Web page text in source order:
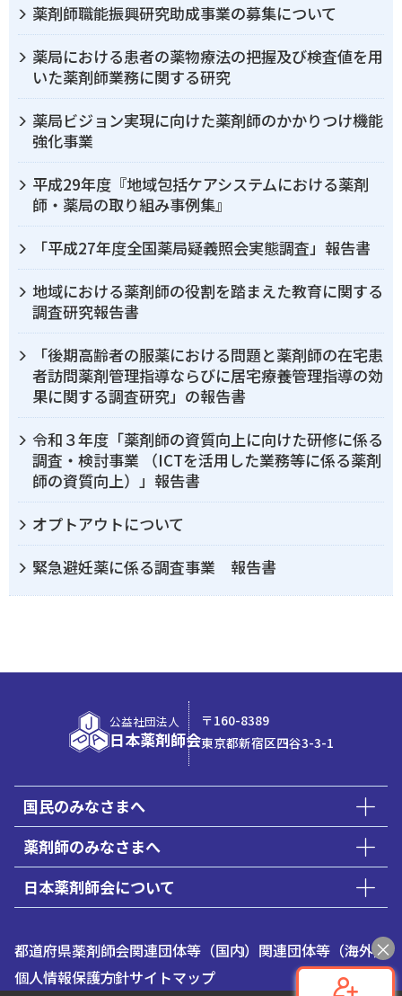
薬剤師職能振興研究助成事業の募集について
薬局における患者の薬物療法の把握及び検査値を用
いた薬剤師業務に関する研究
薬局ビジョン実現に向けた薬剤師のかかりつけ機能
強化事業
平成29年度『地域包括ケアシステムにおける薬剤
師・薬局の取り組み事例集』
「平成27年度全国薬局疑義照会実態調査」報告書
地域における薬剤師の役割を踏まえた教育に関する
調査研究報告書
「後期高齢者の服薬における問題と薬剤師の在宅患
者訪問薬剤管理指導ならびに居宅療養管理指導の効
果に関する調査研究」の報告書
令和３年度「薬剤師の資質向上に向けた研修に係る
調査・検討事業 （ICTを活用した業務等に係る薬剤
師の資質向上）」報告書
オプトアウトについて
緊急避妊薬に係る調査事業 報告書
公益社団法人
日本薬剤師会
〒160-8389
東京都新宿区四谷3-3-1
国民のみなさまへ
薬剤師のみなさまへ
日本薬剤師会について
都道府県薬剤師会関連団体等（国内） 関連団体等（海外）
個人情報保護方針サイトマップ